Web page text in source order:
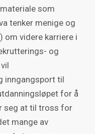
som
tenker menige og
om videre karriere i
og
inngangsport til
for å
seg at til tross for
mange av